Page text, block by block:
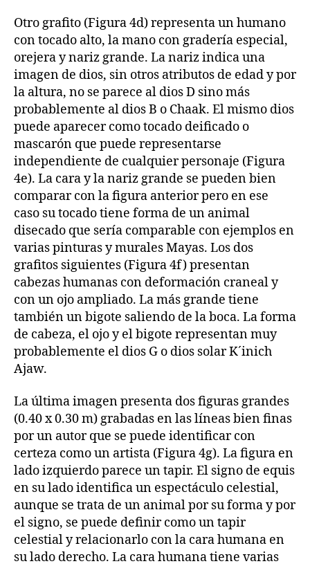
Otro grafito (Figura 4d) representa un humano
con tocado alto, la mano con gradería especial,
orejera y nariz grande. La nariz indica una
imagen de dios, sin otros atributos de edad y por
la altura, no se parece al dios D sino más
probablemente al dios B o Chaak. El mismo dios
puede aparecer como tocado deificado o
mascarón que puede representarse
independiente de cualquier personaje (Figura
4e). La cara y la nariz grande se pueden bien
comparar con la figura anterior pero en ese
caso su tocado tiene forma de un animal
disecado que sería comparable con ejemplos en
varias pinturas y murales Mayas. Los dos
grafitos siguientes (Figura 4f) presentan
cabezas humanas con deformación craneal y
con un ojo ampliado. La más grande tiene
también un bigote saliendo de la boca. La forma
de cabeza, el ojo y el bigote representan muy
probablemente el dios G o dios solar K´inich
Ajaw.
La última imagen presenta dos figuras grandes
(0.40 x 0.30 m) grabadas en las líneas bien finas
por un autor que se puede identificar con
certeza como un artista (Figura 4g). La figura en
lado izquierdo parece un tapir. El signo de equis
en su lado identifica un espectáculo celestial,
aunque se trata de un animal por su forma y por
el signo, se puede definir como un tapir
celestial y relacionarlo con la cara humana en
su lado derecho. La cara humana tiene varias